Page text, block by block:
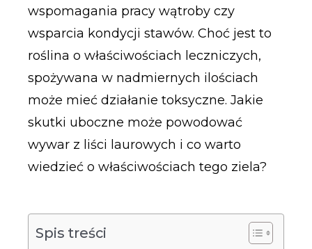
wspomagania pracy wątroby czy
wsparcia kondycji stawów. Choć jest to
roślina o właściwościach leczniczych,
spożywana w nadmiernych ilościach
może mieć działanie toksyczne. Jakie
skutki uboczne może powodować
wywar z liści laurowych i co warto
wiedzieć o właściwościach tego ziela?
Spis treści